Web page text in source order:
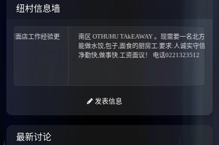
纽村信息墙
作经验更
南区 OTHUHU TAkEAWAY 。现需要一名北方人,
能做水饺,包子,面食的厨房工.要求:人诚实守信,干
净勤快,做事快.工资面议！ 电话0221323512
发表信息
最新讨论